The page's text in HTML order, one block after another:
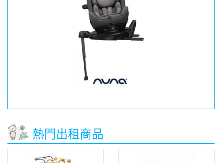
熱門出租商品